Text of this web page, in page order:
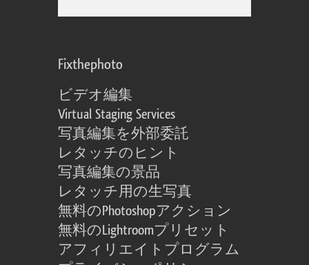
Fixthephoto
ビデオ編集
Virtual Staging Services
写真編集を外部委託
レタッチのヒント
写真編集の景品
レタッチ用の生写真
無料のPhotoshopアクション
無料のLightroomプリセット
アフィリエイトプログラム